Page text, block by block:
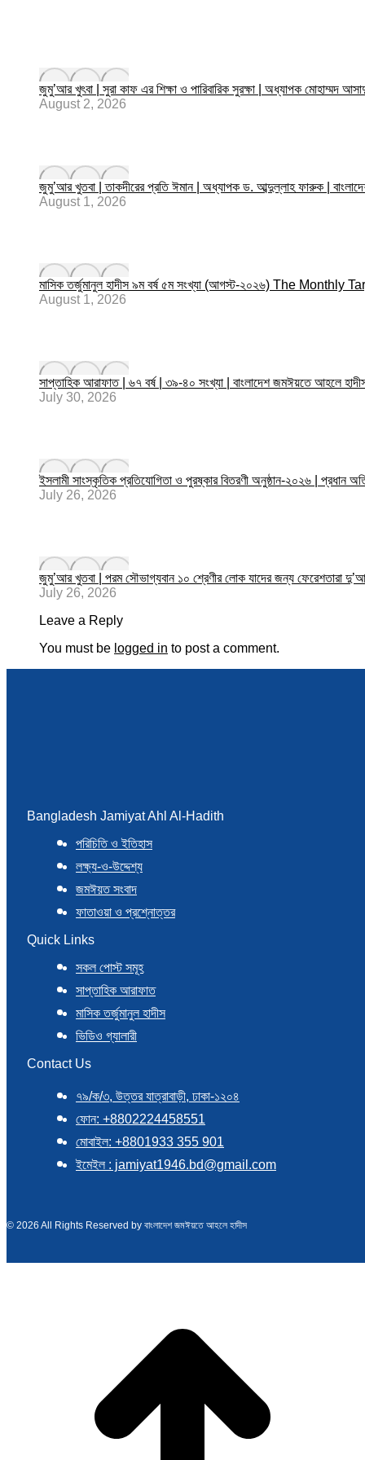
জুমু’আর খুৎবা | সুরা কাফ এর শিক্ষা ও পারিবারিক সুরক্ষা | অধ্যাপক
August 2, 2026
জুমু’আর খুতবা | তাকদীরের প্রতি ঈমান | অধ্যাপক ড. আব্দুল্লাহ ফারুক |
August 1, 2026
মাসিক তর্জুমানুল হাদীস ৯ম বর্ষ ৫ম সংখ্যা (আগস্ট-২০২৬) The
August 1, 2026
সাপ্তাহিক আরাফাত | ৬৭ বর্ষ | ৩৯-৪০ সংখ্যা | বাংলাদেশ জমঈয়তে আহলে
July 30, 2026
ইসলামী সাংস্কৃতিক প্রতিযোগিতা ও পুরষ্কার বিতরণী অনুষ্ঠান-২০২৬ |
July 26, 2026
জুমু’আর খুতবা | পরম সৌভাগ্যবান ১০ শ্রেণীর লোক যাদের জন্য ফেরেশতারা
July 26, 2026
Leave a Reply
You must be logged in to post a comment.
Bangladesh Jamiyat Ahl Al-Hadith
পরিচিতি ও ইতিহাস
লক্ষ্য-ও-উদ্দেশ্য
জমঈয়ত সংবাদ
ফাতাওয়া ও প্রশ্নোত্তর
Quick Links
সকল পোস্ট সমূহ
সাপ্তাহিক আরাফাত
মাসিক তর্জুমানুল হাদীস
ভিডিও গ্যালারী
Contact Us
৭৯/ক/৩, উত্তর যাত্রাবাড়ী, ঢাকা-১২০৪
ফোন: +8802224458551
মোবাইল: +8801933 355 901
ইমেইল : jamiyat1946.bd@gmail.com
© 2026 All Rights Reserved by বাংলাদেশ জমঈয়তে আহলে হাদীস